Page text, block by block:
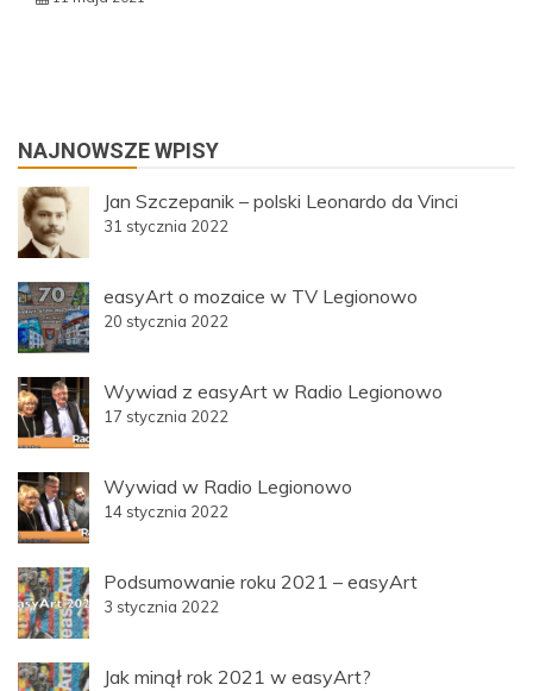
NAJNOWSZE WPISY
Jan Szczepanik – polski Leonardo da Vinci
31 stycznia 2022
easyArt o mozaice w TV Legionowo
20 stycznia 2022
Wywiad z easyArt w Radio Legionowo
17 stycznia 2022
Wywiad w Radio Legionowo
14 stycznia 2022
Podsumowanie roku 2021 – easyArt
3 stycznia 2022
Jak minął rok 2021 w easyArt?